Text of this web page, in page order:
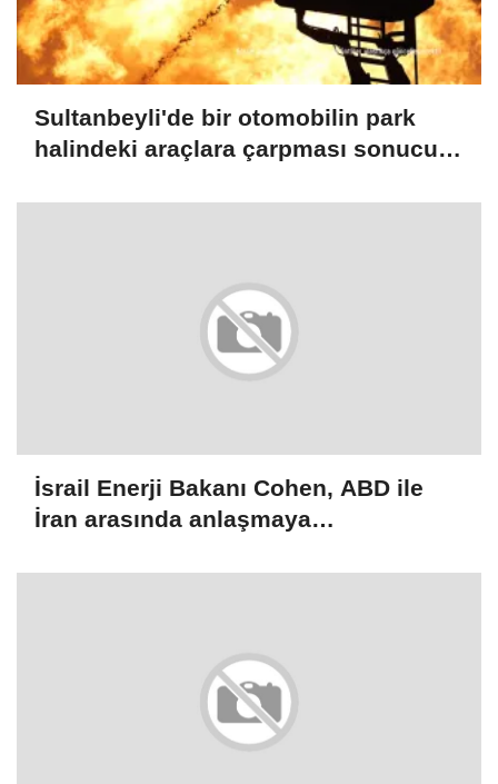
Sultanbeyli'de bir otomobilin park
halindeki araçlara çarpması sonucu
İsrail Enerji Bakanı Cohen, ABD ile
İran arasında anlaşmaya
olacağını söyledi